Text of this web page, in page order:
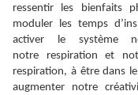
ressentir les bienfaits
moduler les temps
activer le système
notre respiration et
respiration, à être dans
augmenter notre